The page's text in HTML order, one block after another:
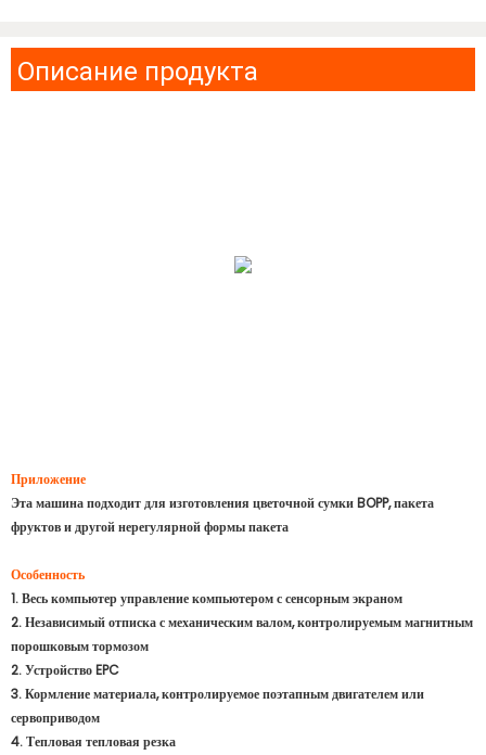
Описание продукта
Приложение
Эта машина подходит для изготовления цветочной сумки BOPP, пакета
фруктов и другой нерегулярной формы пакета
Особенность
1. Весь компьютер управление компьютером с сенсорным экраном
2. Независимый отписка с механическим валом, контролируемым магнитным
порошковым тормозом
2. Устройство EPC
3. Кормление материала, контролируемое поэтапным двигателем или
сервоприводом
4. Тепловая тепловая резка